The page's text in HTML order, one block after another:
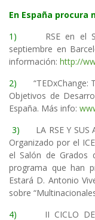
En España procura
1) RSE en el
septiembre en
información: http://
2) “TEDxChange:
Objetivos de
España. Más info:
3) LA RSE Y SUS
Organizado por el
el Salón de Grados
programa que han
Estará D. Antonio
sobre “Multinacionales
4) II CICLO DE